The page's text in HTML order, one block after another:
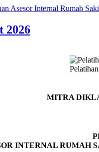
Asesor Internal Rumah
2026
MITRA
INTERNAL RUMAH